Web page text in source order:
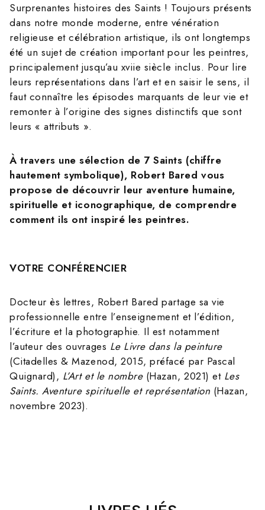
Surprenantes histoires des Saints ! Toujours présents
dans notre monde moderne, entre vénération
religieuse et célébration artistique, ils ont longtemps
été un sujet de création important pour les peintres,
principalement jusqu’au xviie siècle inclus. Pour lire
leurs représentations dans l’art et en saisir le sens, il
faut connaître les épisodes marquants de leur vie et
remonter à l’origine des signes distinctifs que sont
leurs « attributs ».
À travers une sélection de 7 Saints (chiffre
hautement symbolique), Robert Bared vous
propose de découvrir leur aventure humaine,
spirituelle et iconographique, de comprendre
comment ils ont inspiré les peintres.
VOTRE CONFÉRENCIER
Docteur ès lettres, Robert Bared partage sa vie
professionnelle entre l’enseignement et l’édition,
l’écriture et la photographie. Il est notamment
l’auteur des ouvrages Le Livre dans la peinture
(Citadelles & Mazenod, 2015, préfacé par Pascal
Quignard), L’Art et le nombre(Hazan, 2021) et Les
Saints. Aventure spirituelle et représentation (Hazan,
novembre 2023).